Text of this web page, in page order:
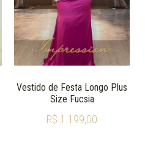
Vestido de Festa Longo Plus
Size Fucsia
R$ 1.199,00